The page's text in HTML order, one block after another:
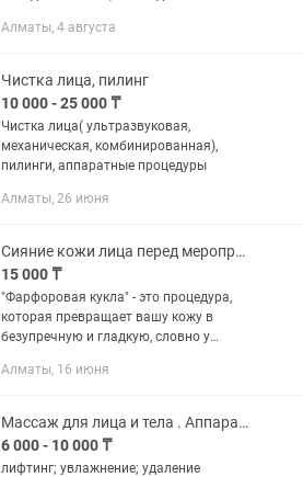
процедура по снижению жировых
Алматы, 4 августа
Чистка лица, пилинг
10 000 - 25 000 ₸
Чистка лица( ультразвуковая,
механическая, комбинированная),
пилинги, аппаратные процедуры
Алматы, 26 июня
Сияние кожи лица перед мероприятием
15 000 ₸
"Фарфоровая кукла" - это процедура,
которая превращает вашу кожу в
безупречную и гладкую, словно у
мероприятию с уверенностью, зная,
Алматы, 16 июня
Массаж для лица и тела . Аппаратный массаж
6 000 - 10 000 ₸
лифтинг; увлажнение; удаление